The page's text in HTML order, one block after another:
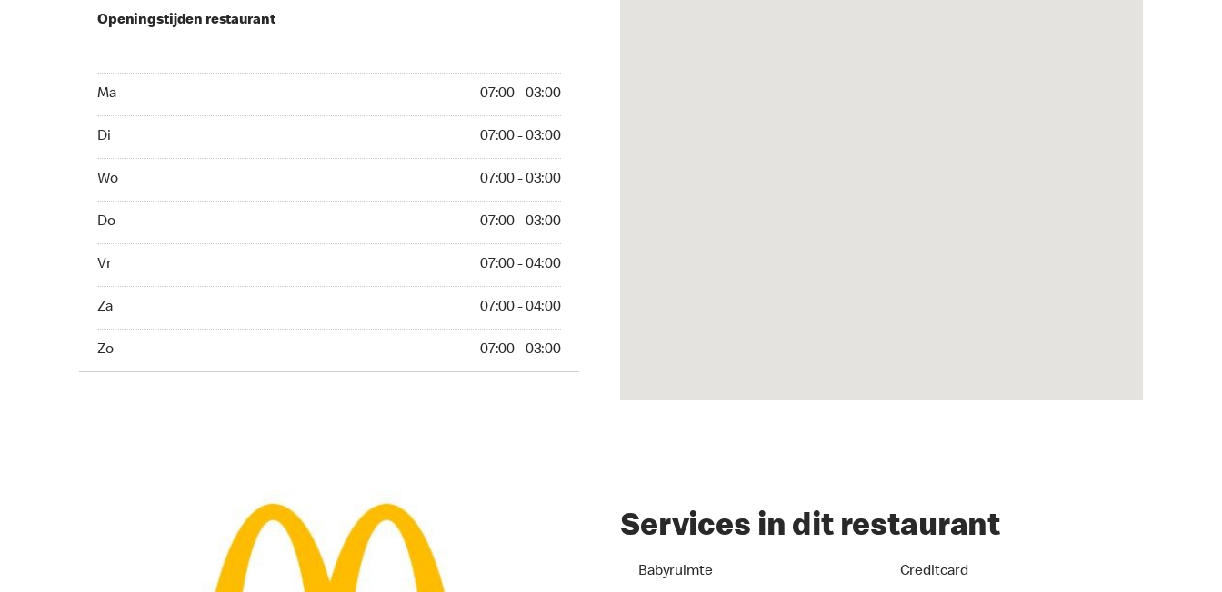
Openingstijden restaurant
Ma 07:00 - 03:00
Di 07:00 - 03:00
Wo 07:00 - 03:00
Do 07:00 - 03:00
Vr 07:00 - 04:00
Za 07:00 - 04:00
Zo 07:00 - 03:00
Services in dit restaurant
Babyruimte Creditcard